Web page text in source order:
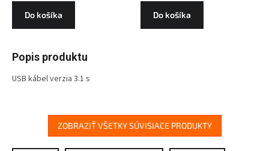
Do košíka
Popis produktu
USB kábel verzia 3.1 s
najnovších mobilných telefónov
a iných zariadení.
Do košíka
ZOBRAZIŤ VŠETKY SÚVISIACE PRODUKTY